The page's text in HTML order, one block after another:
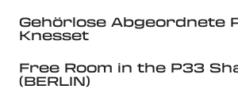
Gehörlose Abgeordnete
Knesset
Free Room in the P33
(BERLIN)